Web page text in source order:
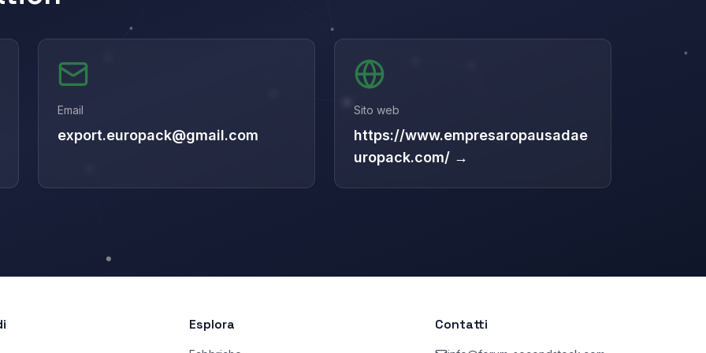
Email
export.europack@gmail.com
Sito web
https://www.empresaropausadae
uropack.com/ →
Esplora Contatti